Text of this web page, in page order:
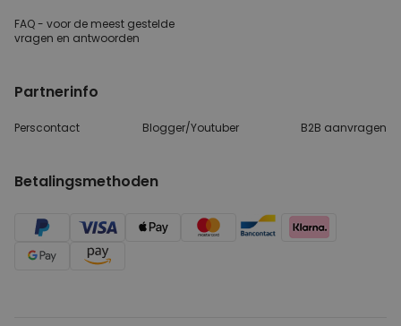
FAQ - voor de meest gestelde
vragen en antwoorden
Partnerinfo
Perscontact Blogger/Youtuber B2B aanvragen
Betalingsmethoden